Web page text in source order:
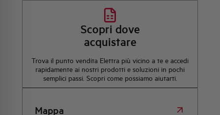
Scopri dove
acquistare
Trova il punto vendita Elettra più vicino a te e accedi
rapidamente ai nostri prodotti e soluzioni in pochi
semplici passi. Scopri come possiamo aiutarti.
Mappa